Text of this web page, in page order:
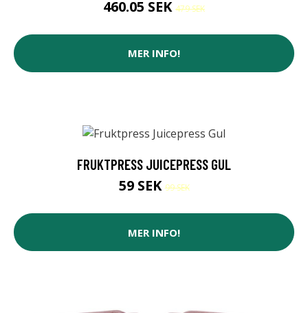
460.05 SEK 479 SEK
MER INFO!
FRUKTPRESS JUICEPRESS GUL
59 SEK99 SEK
MER INFO!